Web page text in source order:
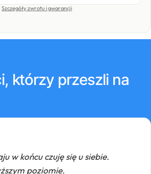
Szczegóły zwrotu i gwarancji
którzy przeszli na
w końcu czuję się u siebie.
poziomie.